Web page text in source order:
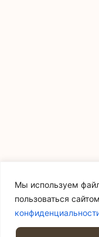
Мы используем
пользоваться